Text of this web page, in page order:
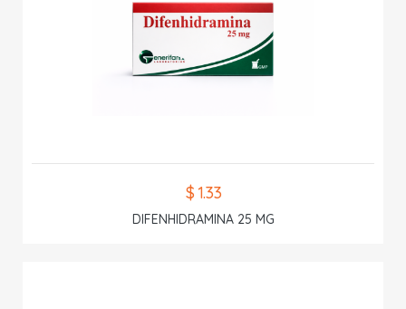
$ 1.33
DIFENHIDRAMINA 25 MG